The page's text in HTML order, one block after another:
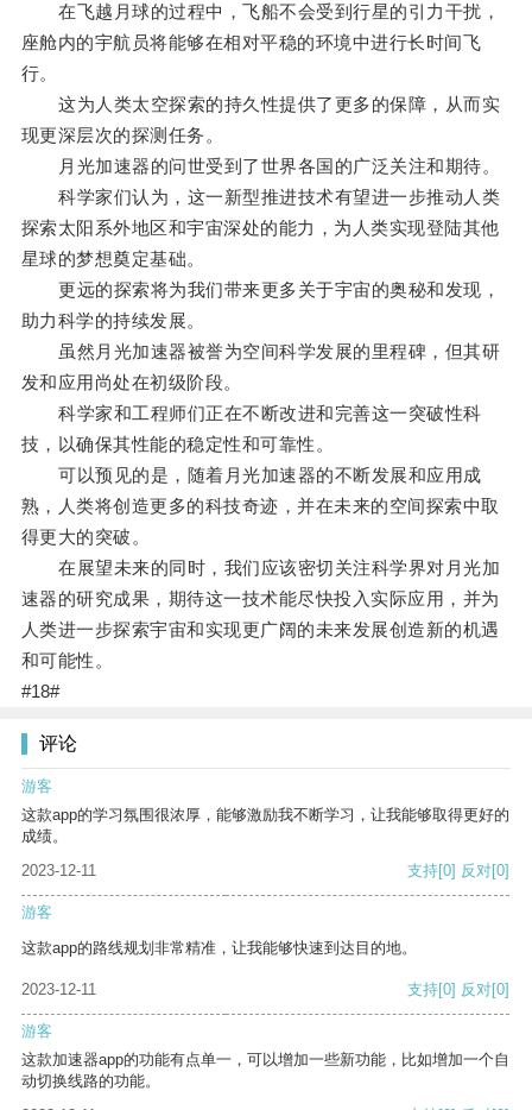
在飞越月球的过程中，飞船不会受到行星的引力干扰，
座舱内的宇航员将能够在相对平稳的环境中进行长时间飞
行。
这为人类太空探索的持久性提供了更多的保障，从而实
现更深层次的探测任务。
月光加速器的问世受到了世界各国的广泛关注和期待。
科学家们认为，这一新型推进技术有望进一步推动人类
探索太阳系外地区和宇宙深处的能力，为人类实现登陆其他
星球的梦想奠定基础。
更远的探索将为我们带来更多关于宇宙的奥秘和发现，
助力科学的持续发展。
虽然月光加速器被誉为空间科学发展的里程碑，但其研
发和应用尚处在初级阶段。
科学家和工程师们正在不断改进和完善这一突破性科
技，以确保其性能的稳定性和可靠性。
可以预见的是，随着月光加速器的不断发展和应用成
熟，人类将创造更多的科技奇迹，并在未来的空间探索中取
得更大的突破。
在展望未来的同时，我们应该密切关注科学界对月光加
速器的研究成果，期待这一技术能尽快投入实际应用，并为
人类进一步探索宇宙和实现更广阔的未来发展创造新的机遇
和可能性。
#18#
评论
游客
这款app的学习氛围很浓厚，能够激励我不断学习，让我能够取得更好的
成绩。
2023-12-11
支持[0] 反对[0]
游客
这款app的路线规划非常精准，让我能够快速到达目的地。
2023-12-11 支持[0] 反对[0]
游客
这款加速器app的功能有点单一，可以增加一些新功能，比如增加一个自
动切换线路的功能。